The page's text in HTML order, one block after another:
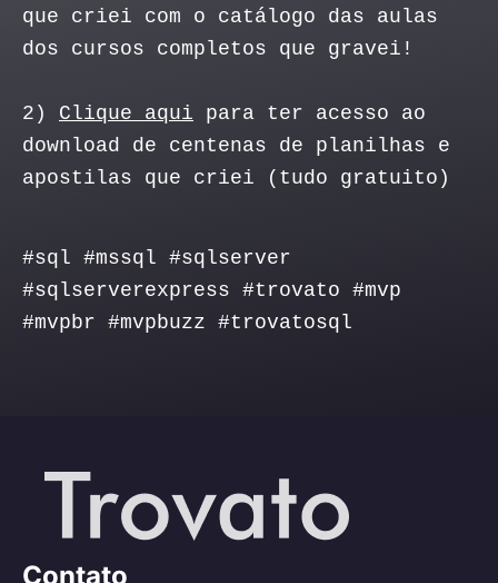
que criei com o catálogo das aulas
dos cursos completos que gravei!
2) Clique aqui para ter acesso ao
download de centenas de planilhas e
apostilas que criei (tudo gratuito)
#sql #mssql #sqlserver
#sqlserverexpress #trovato #mvp
#mvpbr #mvpbuzz #trovatosql
Contato